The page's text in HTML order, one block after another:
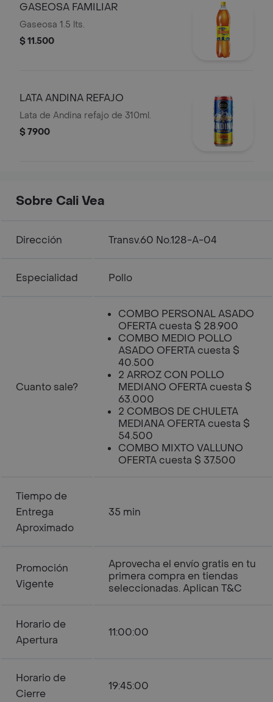
GASEOSA FAMILIAR
Gaseosa 1.5 lts.
$ 11.500
LATA ANDINA REFAJO
Lata de Andina refajo de 310ml.
$ 7900
Sobre Cali Vea
Dirección Transv.60 No.128-A-04
Especialidad Pollo
Cuanto sale?
COMBO PERSONAL ASADO
OFERTA cuesta $ 28.900
COMBO MEDIO POLLO
ASADO OFERTA cuesta $
40.500
2 ARROZ CON POLLO
MEDIANO OFERTA cuesta $
63.000
2 COMBOS DE CHULETA
MEDIANA OFERTA cuesta $
54.500
COMBO MIXTO VALLUNO
OFERTA cuesta $ 37.500
Tiempo de
Entrega
Aproximado
35 min
Promoción
Vigente
Aprovecha el envío gratis en tu
primera compra en tiendas
seleccionadas. Aplican T&C
Horario de
Apertura
11:00:00
Horario de
Cierre
19:45:00